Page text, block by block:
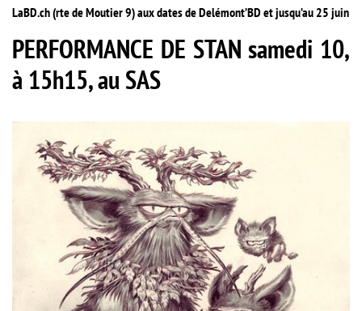
LaBD.ch (rte de Moutier 9) aux dates de Delémont’BD et jusqu’au 25 juin
PERFORMANCE DE STAN samedi 10,
à 15h15, au SAS